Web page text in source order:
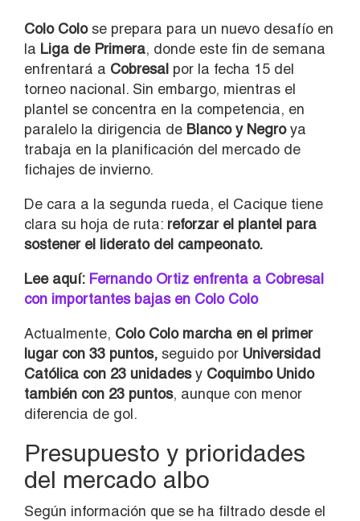
Colo Colose prepara para un nuevo desafío en
la Liga de Primera, donde este fin de semana
enfrentará a Cobresal por la fecha 15 del
torneo nacional. Sin embargo, mientras el
plantel se concentra en la competencia, en
paralelo la dirigencia de Blanco y Negroya
trabaja en la planificación del mercado de
fichajes de invierno.
De cara a la segunda rueda, el Cacique tiene
clara su hoja de ruta: reforzar el plantel para
sostener el liderato del campeonato.
Lee aquí: Fernando Ortiz enfrenta a Cobresal
con importantes bajas en Colo Colo
Actualmente, Colo Colo marcha en el primer
lugar con 33 puntos, seguido por Universidad
Católica con 23 unidadesy Coquimbo Unido
también con 23 puntos, aunque con menor
diferencia de gol.
Presupuesto y prioridades
del mercado albo
Según información que se ha filtrado desde el